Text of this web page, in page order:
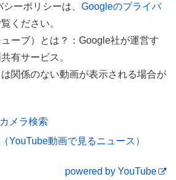
下北山村 川遊び
ーポリシーは、 Googleのプライバ
ください。
ーブ）とは？：Google社が運営す
有サービス。
関係のない動画が表示される場合が
メラ検索
YouTube動画で見るニュース）
powered by YouTube